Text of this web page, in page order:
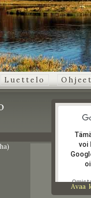
Luettelo
voi
tämän
Avaa